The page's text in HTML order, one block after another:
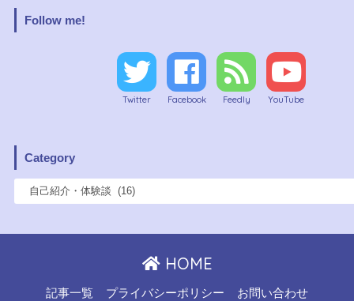
Follow me!
Twitter Facebook Feedly YouTube
Category
HOME
記事一覧 プライバシーポリシー お問い合わせ